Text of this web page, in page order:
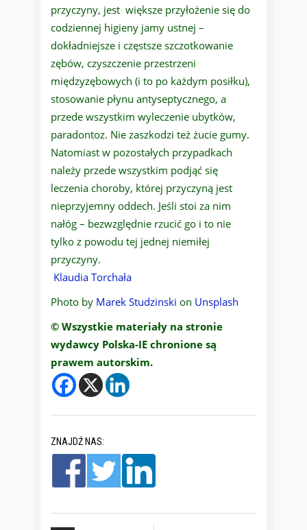
przyczyny, jest większe przyłożenie się do
codziennej higieny jamy ustnej –
dokładniejsze i częstsze szczotkowanie
zębów, czyszczenie przestrzeni
międzyzębowych (i to po każdym posiłku),
stosowanie płynu antyseptycznego, a
przede wszystkim wyleczenie ubytków,
paradontoz. Nie zaszkodzi też żucie gumy.
Natomiast w pozostałych przypadkach
należy przede wszystkim podjąć się
leczenia choroby, której przyczyną jest
nieprzyjemny oddech. Jeśli stoi za nim
nałóg – bezwzględnie rzucić go i to nie
tylko z powodu tej jednej niemiłej
przyczyny.
Klaudia Torchała
Photo by Marek Studzinski on Unsplash
© Wszystkie materiały na stronie
wydawcy Polska-IE chronione są
prawem autorskim.
ZNAJDŹ NAS: